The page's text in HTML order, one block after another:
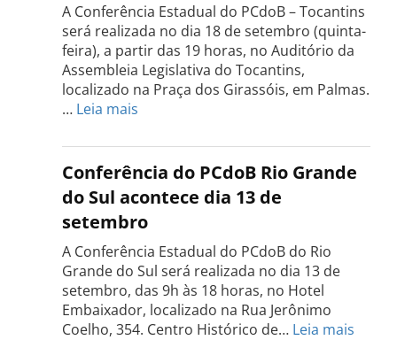
A Conferência Estadual do PCdoB – Tocantins
será realizada no dia 18 de setembro (quinta-
feira), a partir das 19 horas, no Auditório da
Assembleia Legislativa do Tocantins,
localizado na Praça dos Girassóis, em Palmas.
… Leia mais
Estadual
do
PCdoB
Tocantins
será
realizada
dia
18
de
setembro
Conferência do PCdoB Rio Grande
do Sul acontece dia 13 de
setembro
A Conferência Estadual do PCdoB do Rio
Grande do Sul será realizada no dia 13 de
setembro, das 9h às 18 horas, no Hotel
Embaixador, localizado na Rua Jerônimo
Coelho, 354. Centro Histórico de… Leia mais